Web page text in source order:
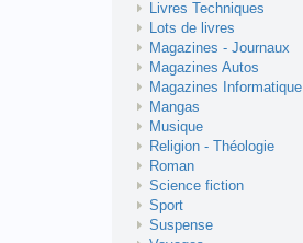
Livres Techniques
Lots de livres
Magazines - Journaux
Magazines Autos
Magazines Informatique
Mangas
Musique
Religion - Théologie
Roman
Science fiction
Sport
Suspense